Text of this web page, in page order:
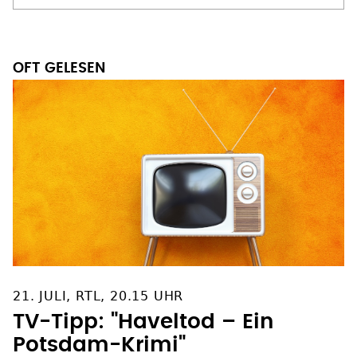
OFT GELESEN
21. JULI, RTL, 20.15 UHR
TV-Tipp: "Haveltod – Ein
Potsdam-Krimi"